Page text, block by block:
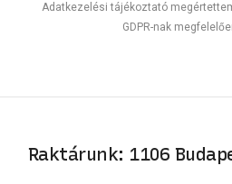
Adatkezelési tájékoztató
GDPR-nak
Raktárunk: 1106